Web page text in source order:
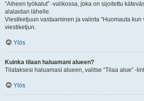
“Aiheen työkalut” -valikossa, joka on sijoitettu
alalaidan lähelle.
Viestiketjuun vastaaminen ja valinta “Huomauta kun
viestiketjun.
Ylös
Kuinka tilaan haluamani alueen?
Tilataksesi haluamasi alueen, valitse “Tilaa alue” -
Ylös